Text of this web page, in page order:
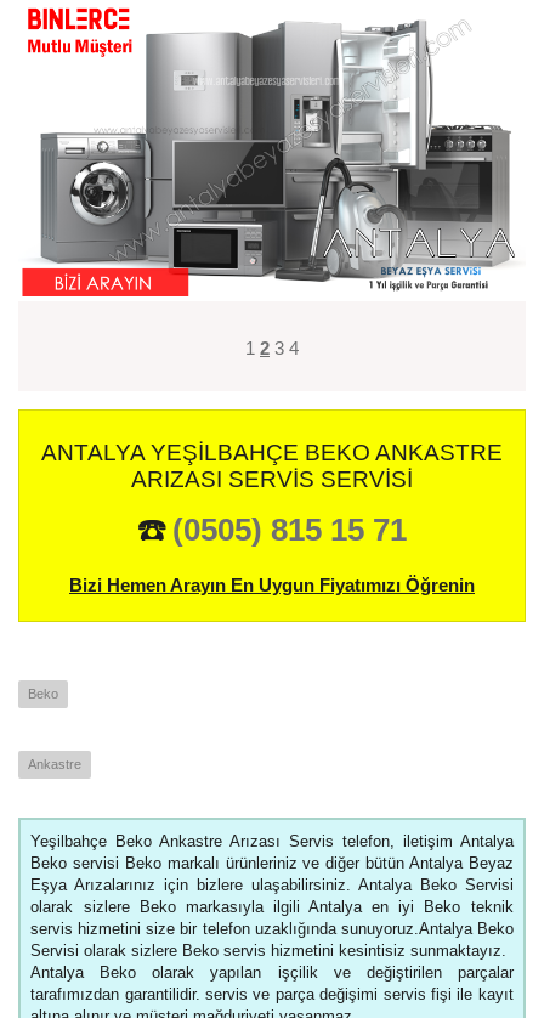
1 2 3 4
ANTALYA YEŞILBAHÇE BEKO ANKASTRE
ARIZASI SERVIS SERVISI
☎️ (0505) 815 15 71
Bizi Hemen Arayın En Uygun Fiyatımızı Öğrenin
Beko
Ankastre
Yeşilbahçe Beko Ankastre Arızası Servis telefon, iletişim Antalya
Beko servisi Beko markalı ürünleriniz ve diğer bütün Antalya Beyaz
Eşya Arızalarınız için bizlere ulaşabilirsiniz. Antalya Beko Servisi
olarak sizlere Beko markasıyla ilgili Antalya en iyi Beko teknik
servis hizmetini size bir telefon uzaklığında sunuyoruz.Antalya Beko
Servisi olarak sizlere Beko servis hizmetini kesintisiz sunmaktayız.
Antalya Beko olarak yapılan işçilik ve değiştirilen parçalar
tarafımızdan garantilidir. servis ve parça değişimi servis fişi ile kayıt